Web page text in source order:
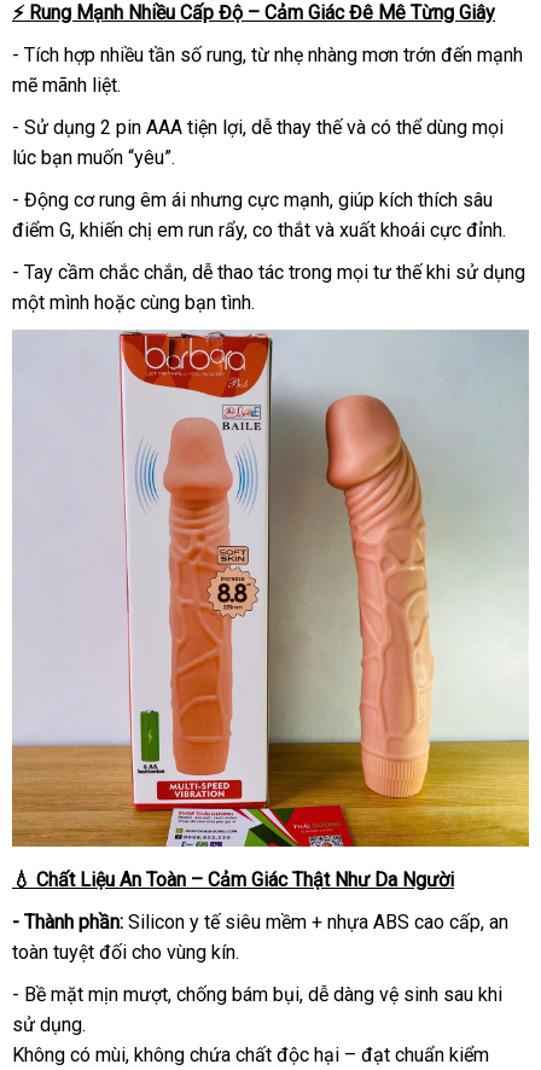
⚡ Rung Mạnh Nhiều Cấp Độ – Cảm Giác Đê Mê Từng Giây
- Tích hợp nhiều tần số rung, từ nhẹ nhàng mơn trớn đến mạnh
mẽ mãnh liệt.
- Sử dụng 2 pin AAA tiện lợi, dễ thay thế và có thể dùng mọi
lúc bạn muốn “yêu”.
- Động cơ rung êm ái nhưng cực mạnh, giúp kích thích sâu
điểm G, khiến chị em run rẩy, co thắt và xuất khoái cực đỉnh.
- Tay cầm chắc chắn, dễ thao tác trong mọi tư thế khi sử dụng
một mình hoặc cùng bạn tình.
💧 Chất Liệu An Toàn – Cảm Giác Thật Như Da Người
- Thành phần: Silicon y tế siêu mềm + nhựa ABS cao cấp, an
toàn tuyệt đối cho vùng kín.
- Bề mặt mịn mượt, chống bám bụi, dễ dàng vệ sinh sau khi
sử dụng.
Không có mùi, không chứa chất độc hại – đạt chuẩn kiểm